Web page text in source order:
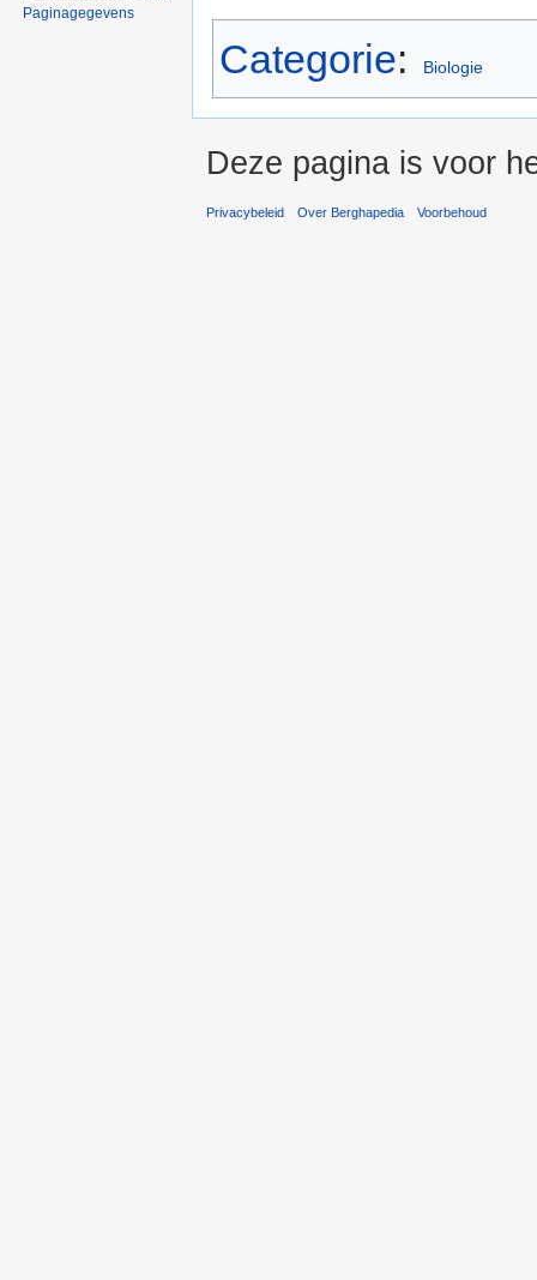
Categorie: Biologie
Paginagegevens
Deze pagina is voor
Privacybeleid Over Berghapedia Voorbehoud